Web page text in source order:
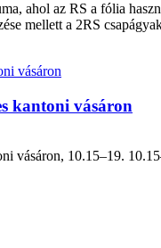
ahol az RS a fólia
mellett a 2RS
kantoni vásáron
vásáron, 10.15–19.